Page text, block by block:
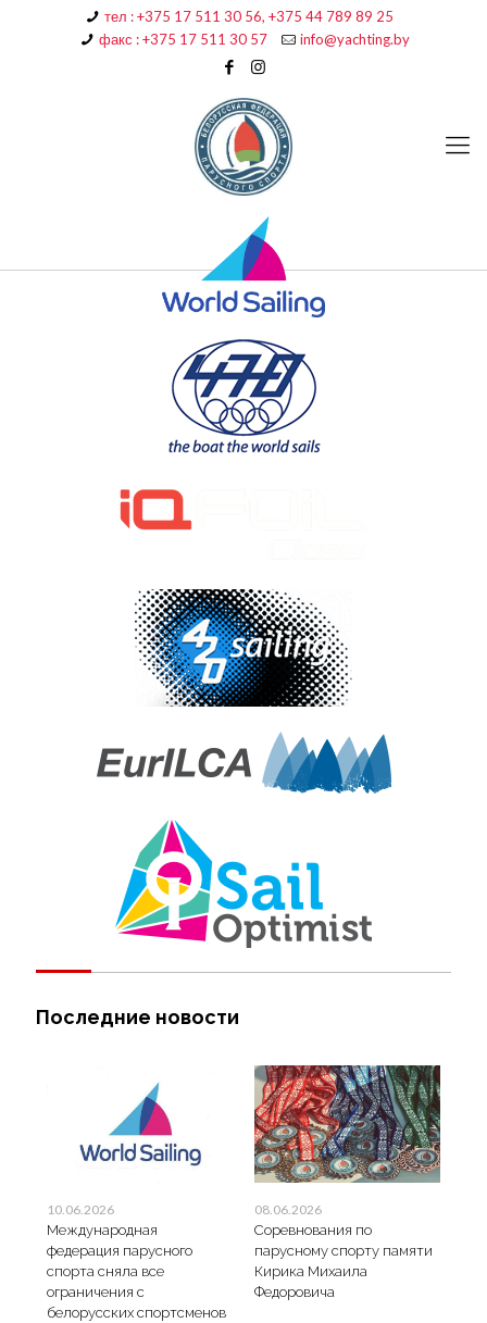
тел : +375 17 511 30 56, +375 44 789 89 25
факс : +375 17 511 30 57
info@yachting.by
Последние новости
10.06.2026
Международная
федерация парусного
спорта сняла все
ограничения с
белорусских спортсменов
08.06.2026
Соревнования по
парусному спорту памяти
Кирика Михаила
Федоровича